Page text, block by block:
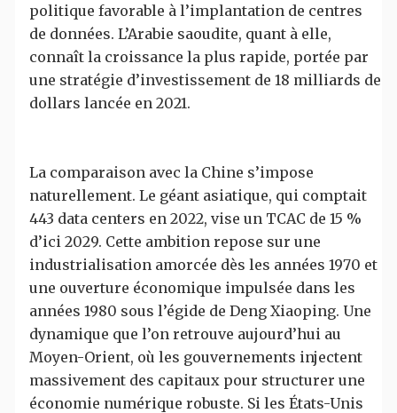
politique favorable à l’implantation de centres
de données. L’Arabie saoudite, quant à elle,
connaît la croissance la plus rapide, portée par
une stratégie d’investissement de 18 milliards de
dollars lancée en 2021.
La comparaison avec la Chine s’impose
naturellement. Le géant asiatique, qui comptait
443 data centers en 2022, vise un TCAC de 15 %
d’ici 2029. Cette ambition repose sur une
industrialisation amorcée dès les années 1970 et
une ouverture économique impulsée dans les
années 1980 sous l’égide de Deng Xiaoping. Une
dynamique que l’on retrouve aujourd’hui au
Moyen-Orient, où les gouvernements injectent
massivement des capitaux pour structurer une
économie numérique robuste. Si les États-Unis